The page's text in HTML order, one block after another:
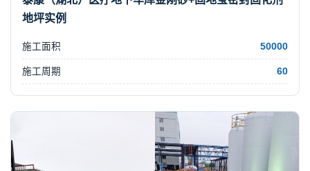
地坪实例
施工面积 50000
施工周期 60